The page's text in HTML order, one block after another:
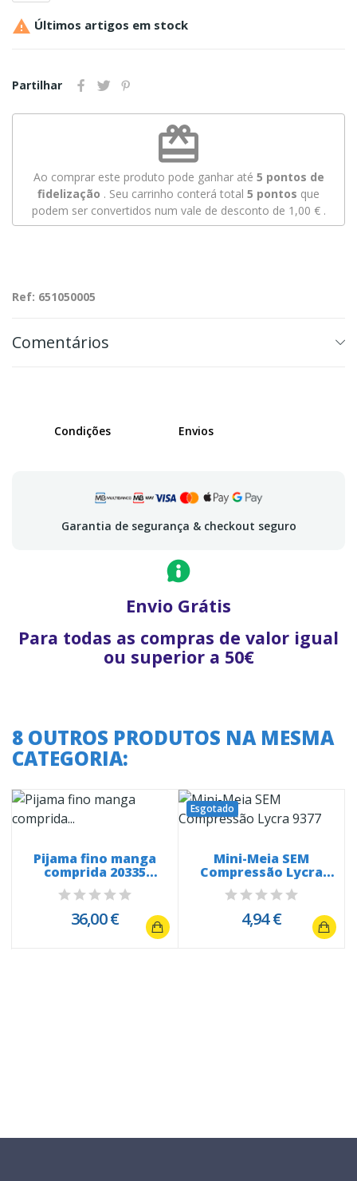
 Últimos artigos em stock
Partilhar
redeem
Ao comprar este produto pode ganhar até 5 pontos de
fidelização . Seu carrinho conterá total 5 pontos que
podem ser convertidos num vale de desconto de 1,00 €.
Ref: 651050005
Comentários
Condições Envios
Garantia de segurança & checkout seguro
Envio Grátis
Para todas as compras de valor igual
ou superior a 50€
8 OUTROS PRODUTOS NA MESMA
CATEGORIA:
Pijama fino manga
comprida 20335
Snoopy White...
36,00 €
Esgotado
Mini-Meia SEM
Compressão Lycra
9377
4,94 €